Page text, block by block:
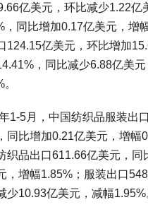
亿美元，环比减少1.22亿
，同比增加0.17亿美元，增
124.15亿美元，环比增加
，同比减少6.88亿美元
1-5月，中国纺织品服装出
同比增加0.21亿美元，增幅
织品出口611.66亿美元，同
，增幅1.85%；服装出口
少10.93亿美元，减幅1.95%